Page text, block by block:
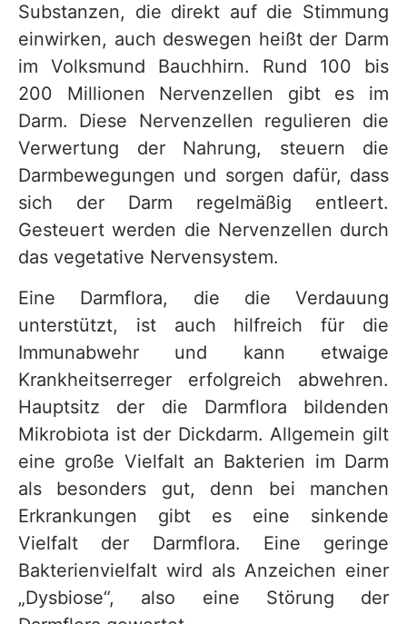
Substanzen, die direkt auf die Stimmung
einwirken, auch deswegen heißt der Darm
im Volksmund Bauchhirn. Rund 100 bis
200 Millionen Nervenzellen gibt es im
Darm. Diese Nervenzellen regulieren die
Verwertung der Nahrung, steuern die
Darmbewegungen und sorgen dafür, dass
sich der Darm regelmäßig entleert.
Gesteuert werden die Nervenzellen durch
das vegetative Nervensystem.
Eine Darmflora, die die Verdauung
unterstützt, ist auch hilfreich für die
Immunabwehr und kann etwaige
Krankheitserreger erfolgreich abwehren.
Hauptsitz der die Darmflora bildenden
Mikrobiota ist der Dickdarm. Allgemein gilt
eine große Vielfalt an Bakterien im Darm
als besonders gut, denn bei manchen
Erkrankungen gibt es eine sinkende
Vielfalt der Darmflora. Eine geringe
Bakterienvielfalt wird als Anzeichen einer
„Dysbiose“, also eine Störung der